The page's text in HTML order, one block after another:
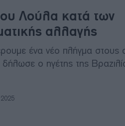
Λούλα κατά των
αλλαγής
ένα νέο πλήγμα στους
δήλωσε ο ηγέτης της